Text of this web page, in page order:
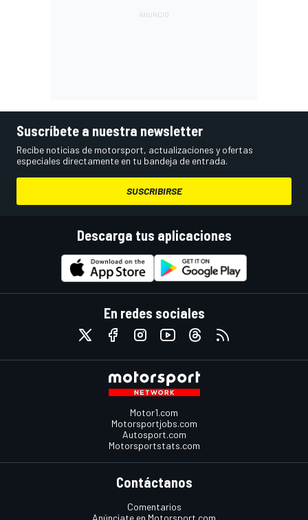
Suscríbete a nuestra newsletter
Recibe noticias de motorsport, actualizaciones y ofertas
especiales directamente en tu bandeja de entrada.
SUSCRIBIRSE
Descarga tus aplicaciones
En redes sociales
Motor1.com
Motorsportjobs.com
Autosport.com
Motorsportstats.com
Contáctanos
Comentarios
Anúnciate en Motorsport.com